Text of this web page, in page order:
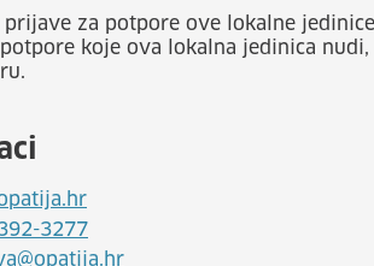
prijave za potpore ove lokalne
koje ova lokalna jedinica
3277